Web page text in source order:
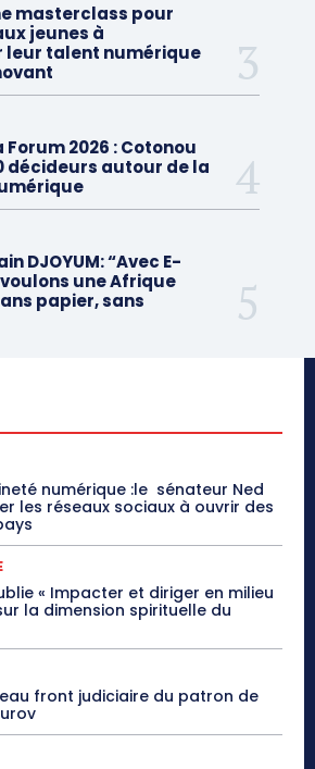
masterclass pour
jeunes à
leur talent numérique
2026 : Cotonou
décideurs autour de la
DJOYUM: “Avec E-
voulons une Afrique
papier, sans
numérique :le sénateur Ned
les réseaux sociaux à ouvrir des
« Impacter et diriger en milieu
la dimension spirituelle du
front judiciaire du patron de